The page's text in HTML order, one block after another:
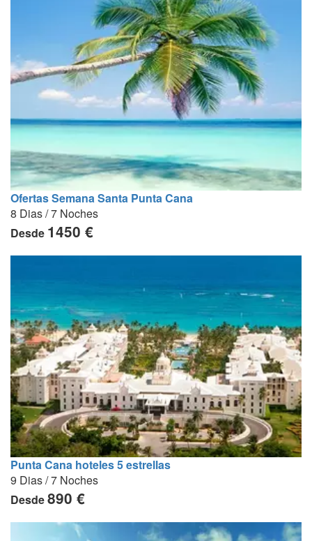
Ofertas Semana Santa Punta Cana
8 Dias / 7 Noches
Desde 1450 €
Punta Cana hoteles 5 estrellas
9 Dias / 7 Noches
Desde890 €